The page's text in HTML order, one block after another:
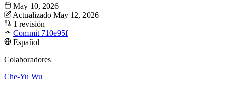
May 10, 2026
Actualizado May 12, 2026
1 revisión
Commit 710e95f
Español
Colaboradores
Che-Yu Wu